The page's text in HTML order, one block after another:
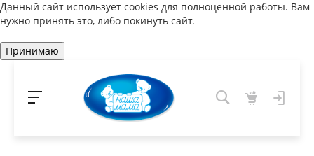
Данный сайт использует cookies для полноценной работы. Вам
нужно принять это, либо покинуть сайт.
Принимаю